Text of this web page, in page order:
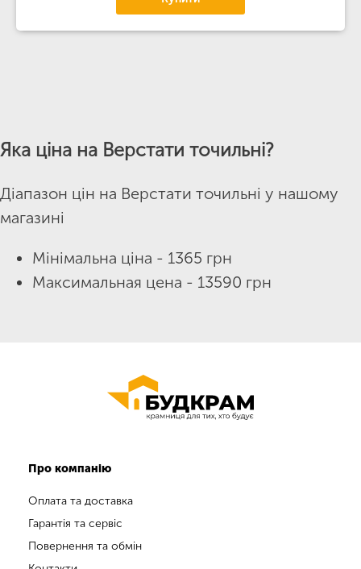
Яка ціна на Верстати точильні?
Діапазон цін на Верстати точильні у нашому
магазині
Мінімальна ціна - 1365 грн
Максимальная цена - 13590 грн
Про компанію
Оплата та доставка
Гарантія та сервіс
Повернення та обмін